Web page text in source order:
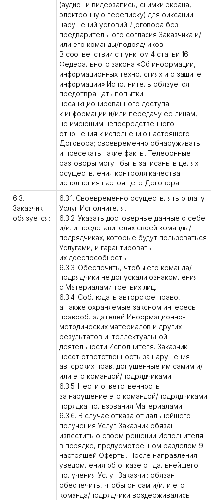
(аудио- и видеозапись, снимки экрана,
электронную переписку) для фиксации
нарушений условий Договора без
предварительного согласия Заказчика и/
или его команды/подрядчиков.
В соответствии с пунктом 4 статьи 16
Федерального закона «Об информации,
информационных технологиях и о защите
информации» Исполнитель обязуется:
предотвращать попытки
несанкционированного доступа
к информации и/или передачу ее лицам,
не имеющим непосредственного
отношения к исполнению настоящего
Договора; своевременно обнаруживать
и пресекать такие факты. Телефонные
разговоры могут быть записаны в целях
осуществления контроля качества
исполнения настоящего Договора.
6.3.
Заказчик
обязуется:
6.3.1. Своевременно осуществлять оплату
Услуг Исполнителя.
6.3.2. Указать достоверные данные о себе
и/или представителях своей команды/
подрядчиках, которые будут пользоваться
Услугами, и гарантировать
их дееспособность.
6.3.3. Обеспечить, чтобы его команда/
подрядчики не допускали ознакомления
с Материалами третьих лиц.
6.3.4. Соблюдать авторское право,
а также охраняемые законом интересы
правообладателей Информационно-
методических материалов и других
результатов интеллектуальной
деятельности Исполнителя. Заказчик
несет ответственность за нарушения
авторских прав, допущенные им самим и/
или его командой/подрядчиками.
6.3.5. Нести ответственность
за нарушение его командой/подрядчиками
порядка пользования Материалами.
6.3.6. В случае отказа от дальнейшего
получения Услуг Заказчик обязан
известить о своем решении Исполнителя
в порядке, предусмотренном разделом 9
настоящей Оферты. После направления
уведомления об отказе от дальнейшего
получения Услуг Заказчик обязан
обеспечить, чтобы он сам и/или его
команда/подрядчики воздерживались